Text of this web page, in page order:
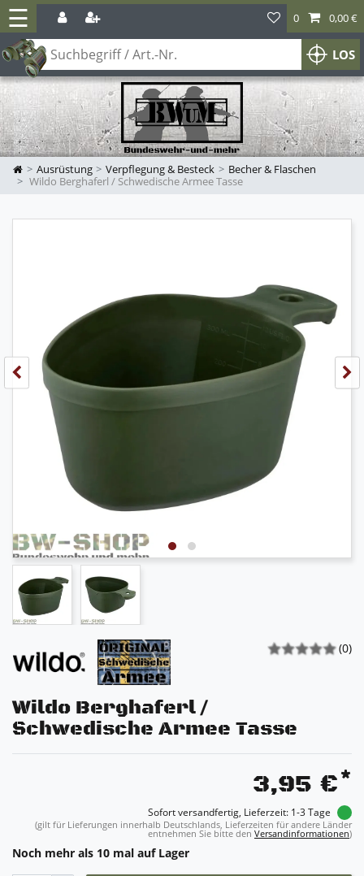
☰
LOS
0 0,00 €
Ausrüstung Verpflegung & Besteck
Becher & Flaschen
Wildo Berghaferl / Schwedische Armee Tasse
(0)
Wildo Berghaferl /
Schwedische Armee Tasse
3,95 €*
Sofort versandfertig, Lieferzeit: 1-3 Tage
(gilt für Lieferungen innerhalb Deutschlands, Lieferzeiten für andere Länder
entnehmen Sie bitte den Versandinformationen)
Noch mehr als 10 mal auf Lager